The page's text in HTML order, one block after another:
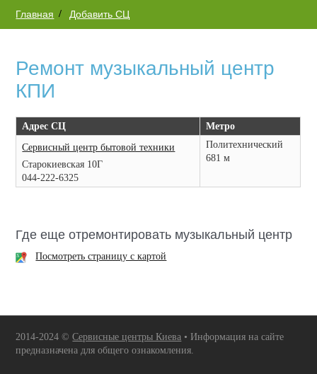
Главная Добавить СЦ
Ремонт музыкальный центр
КПИ
Адрес СЦ
Метро
Сервисный центр бытовой техники
Старокиевская 10Г
044-222-6325
Политехнический
681 м
Где еще отремонтировать музыкальный центр
Посмотреть страницу с картой
2014-2024 ©Сервисные центры Киева • Информация на сайте
предназначена для общего ознакомления.